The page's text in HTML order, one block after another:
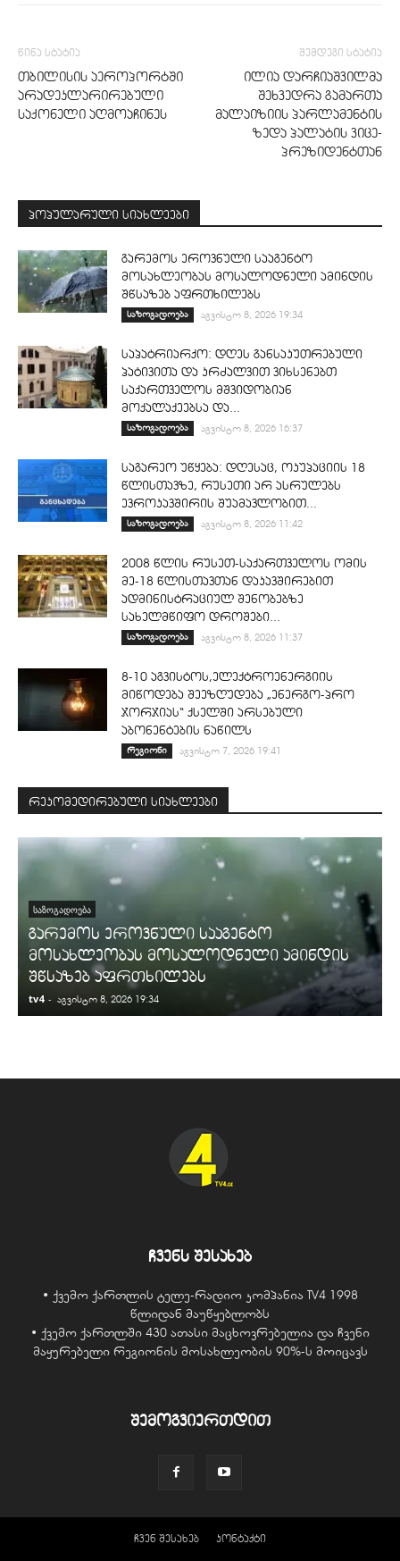
წინა სტატია
თბილისის აეროპორტში
არადეკლარირებული
საქონელი აღმოაჩინეს
შემდეგი სტატია
ილია დარჩიაშვილმა
შეხვედრა გამართა
მალაიზიის პარლამენტის
ზედა პალატის ვიცე-
პრეზიდენტთან
პოპულარული სიახლეები
გარემოს ეროვნული სააგენტო
მოსახლეობას მოსალოდნელი ამინდის
შწსაზებ აფრთხილებს
საზოგადოება აგვისტო 8, 2026 19:34
საპატრიარქო: დღეს განსაკუთრებული
პატივითა და კრძალვით ვიხსენებთ
საქართველოს მშვიდობიან
მოქალაქეებსა და...
საზოგადოება აგვისტო 8, 2026 16:37
საგარეო უწყება: დღესაც, ოკუპაციის 18
წლისთავზე, რუსეთი არ ასრულებს
ევროკავშირის შუამავლობით...
საზოგადოება აგვისტო 8, 2026 11:42
2008 წლის რუსეთ-საქართველოს ომის
მე-18 წლისთავთან დაკავშირებით
ადმინისტრაციულ შენობებზე
სახელმწიფო დროშები...
საზოგადოება აგვისტო 8, 2026 11:37
8-10 აგვისტოს,ელექტროენერგიის
მიწოდება შეეზღუდება „ენერგო-პრო
ჯორჯიას“ ქსელში არსებული
აბონენტების ნაწილს
რეგიონი აგვისტო 7, 2026 19:41
რეკომედირებული სიახლეები
ᲡᲐᲖᲝᲒᲐᲓᲝᲔᲑᲐ
გარემოს ეროვნული სააგენტო
მოსახლეობას მოსალოდნელი ამინდის
შწსაზებ აფრთხილებს
tv4 - აგვისტო 8, 2026 19:34
ჩვენს შესახებ
• ქვემო ქართლის ტელე-რადიო კომპანია TV4 1998
წლიდან მაუწყებლობს
• ქვემო ქართლში 430 ათასი მაცხოვრებელია და ჩვენი
მაყურებელი რეგიონის მოსახლეობის 90%-ს მოიცავს
შემოგვიერთდით
ჩვენ შესახებ კონტაქტი